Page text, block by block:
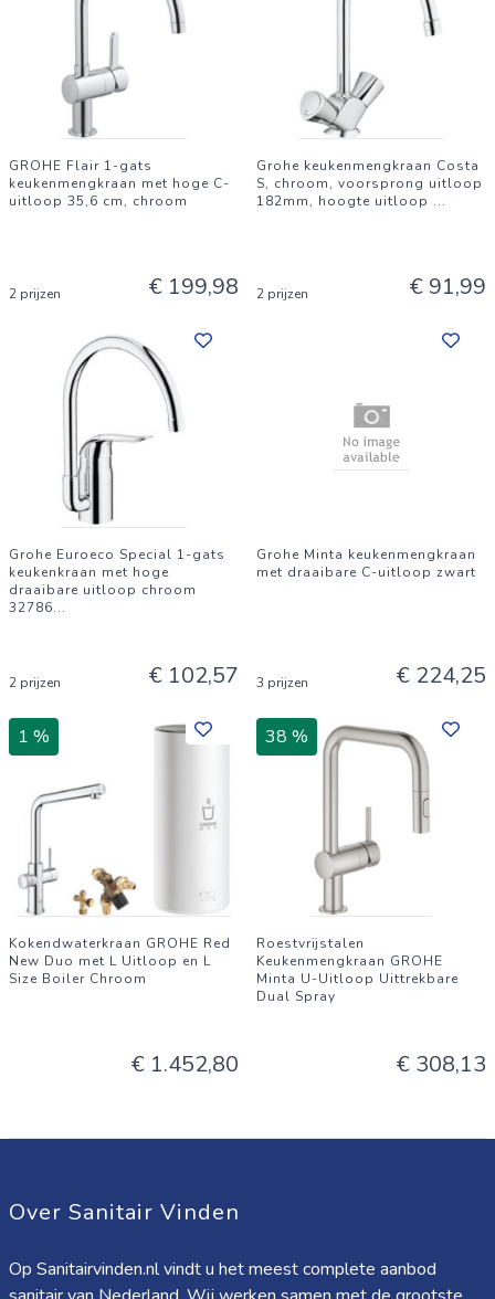
GROHE Flair 1-gats
keukenmengkraan met hoge C-
uitloop 35,6 cm, chroom
2 prijzen € 199,98
Grohe keukenmengkraan Costa
S, chroom, voorsprong uitloop
182mm, hoogte uitloop ...
2 prijzen € 91,99
Grohe Euroeco Special 1-gats
keukenkraan met hoge
draaibare uitloop chroom
32786...
2 prijzen € 102,57
Grohe Minta keukenmengkraan
met draaibare C-uitloop zwart
3 prijzen € 224,25
1 %
Kokendwaterkraan GROHE Red
New Duo met L Uitloop en L
Size Boiler Chroom
€ 1.452,80
38 %
Roestvrijstalen
Keukenmengkraan GROHE
Minta U-Uitloop Uittrekbare
Dual Spray
€ 308,13
Over Sanitair Vinden
Op Sanitairvinden.nl vindt u het meest complete aanbod